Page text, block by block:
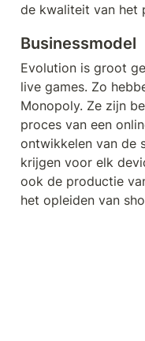
de kwaliteit van het
Businessmodel
Evolution is groot
live games. Zo
Monopoly. Ze zijn
proces van een
ontwikkelen van de
krijgen voor elk
ook de productie
het opleiden van